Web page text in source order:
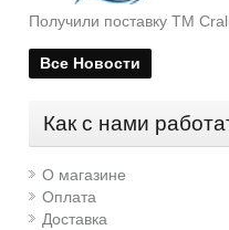
Получили поставку ТМ
Все Новости
Как с нами
О магазине
Оплата
Доставка